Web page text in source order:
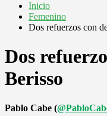
Inicio
Femenino
Dos refuerzos con
Dos
Berisso
Pablo Cabe (